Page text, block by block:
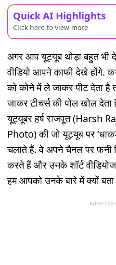
Quick AI Highlights
Click here to view more
अगर आप यूट्यूब थोड़ा बहुत भी
वीडियो आपने काफी देखे होंगे.
को कोने में ले जाकर पीट देता है
जाकर टीचर्स की पोल खोल
यूट्यूबर हर्ष राजपूत (Harsh
Photo) की जो यूट्यूब पर
चलाते हैं. वे अपने चैनल पर फनी
करते हैं और उनके शॉर्ट
हम आपको उनके बारे में क्यों